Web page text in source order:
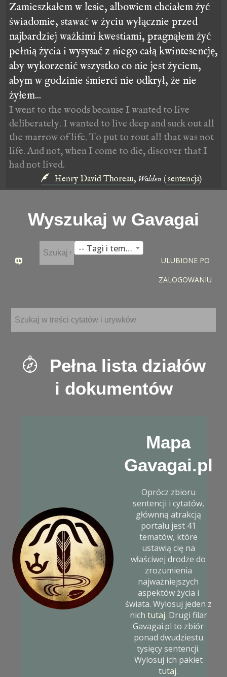
Zamieszkałem w lesie, albowiem chciałem żyć
świadomie, stawać w życiu wyłącznie przed
najbardziej ważkimi kwestiami, pragnąłem żyć
pełnią życia i wysysać z niego całą kwintesencję,
aby wykorzenić wszystko co nie jest życiem,
abym w godzinie śmierci nie odkrył, że nie
żyłem...
I went to the woods because I wanted to live
deliberately. I wanted to live deep and suck out all
the marrow of life. To put to rout all that was not
life. And not, when I come to die, discover that I
had not lived.
Henry David Thoreau, Walden (sentencja)
Wyszukaj w Gavagai
-- Tagi i tematy --
ULUBIONE PO
ZALOGOWANIU
Pełna lista działów
i dokumentów
Mapa
Gavagai.pl
Oprócz zbioru
sentencji i cytatów,
głównną atrakcją
portalu jest 41
tematów, które
ustawią cię na
właściwej drodze do
zrozumienia
najważniejszych
aspektów życia i
świata. Wylosuj jeden z
nich tutaj. Drugi filar
Gavagai.pl to zbiór
ponad dwudziestu
tysięcy sentencji.
Wylosuj ich pakiet
tutaj.